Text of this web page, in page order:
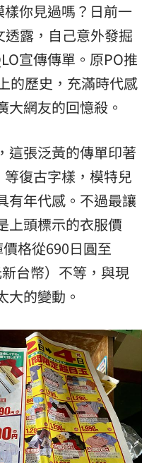
樣你見過嗎？日前一
露，自己意外發掘
宣傳傳單。原PO推
的歷史，充滿時代感
大網友的回憶殺。
這張泛黃的傳單印著
等復古字樣，模特兒
有年代感。不過最讓
上頭標示的衣服價
格從690日圓至
台幣）不等，與現
大的變動。